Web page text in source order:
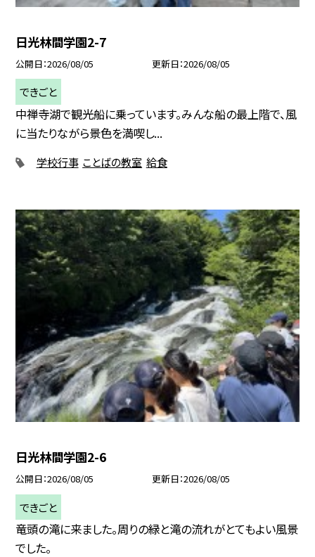
日光林間学園2-7
公開日 2026/08/05 更新日 2026/08/05
できごと
中禅寺湖で観光船に乗っています。みんな船の最上階で、風
に当たりながら景色を満喫し...
学校行事 ことばの教室 給食
日光林間学園2-6
公開日 2026/08/05 更新日 2026/08/05
できごと
竜頭の滝に来ました。周りの緑と滝の流れがとてもよい風景
でした。